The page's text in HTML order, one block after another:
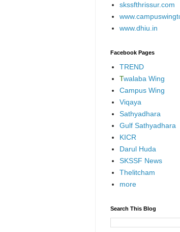
skssfthrissur.com
www.dhiu.in
Facebook Pages
TREND
Twalaba Wing
Campus Wing
Viqaya
Sathyadhara
Gulf Sathyadhara
KICR
Darul Huda
SKSSF News
Thelitcham
more
Search This Blog